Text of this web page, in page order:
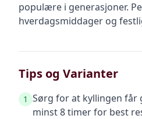
populære i generasjoner.
hverdagsmiddager og
Tips og Varianter
1 Sørg for at kyllingen får
minst 8 timer for best